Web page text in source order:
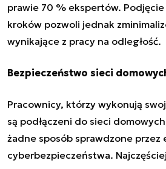
prawie 70 % ekspertów.
kroków pozwoli jednak
wynikające z pracy na odległość.
Bezpieczeństwo sieci
Pracownicy, którzy wykonują
są podłączeni do sieci
żadne sposób sprawdzone przez
cyberbezpieczeństwa.